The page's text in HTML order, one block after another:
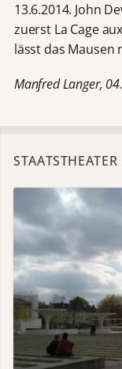
13.6.2014. John
zuerst La Cage
lässt das Mausen
Manfred Langer,